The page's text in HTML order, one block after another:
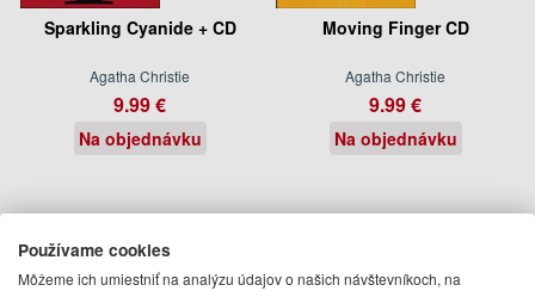
Sparkling Cyanide + CD
Agatha Christie
9.99 €
Na objednávku
Moving Finger CD
Agatha Christie
9.99 €
Na objednávku
Používame cookies
Môžeme ich umiestniť na analýzu údajov o našich návštevníkoch, na